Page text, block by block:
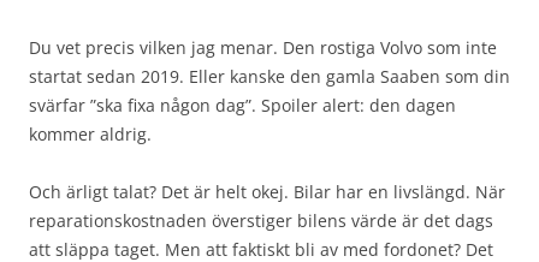
Du vet precis vilken jag menar. Den rostiga Volvo som inte
startat sedan 2019. Eller kanske den gamla Saaben som din
svärfar ”ska fixa någon dag”. Spoiler alert: den dagen
kommer aldrig.
Och ärligt talat? Det är helt okej. Bilar har en livslängd. När
reparationskostnaden överstiger bilens värde är det dags
att släppa taget. Men att faktiskt bli av med fordonet? Det